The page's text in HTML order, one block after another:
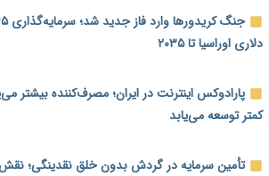
دلاری اوراسیا تا ۲۰۳۵
پارادوکس اینترنت در ایران؛ مصرف‌کننده بیشتر
کمتر توسعه می‌یابد
تأمین سرمایه در گردش بدون خلق نقدینگی؛